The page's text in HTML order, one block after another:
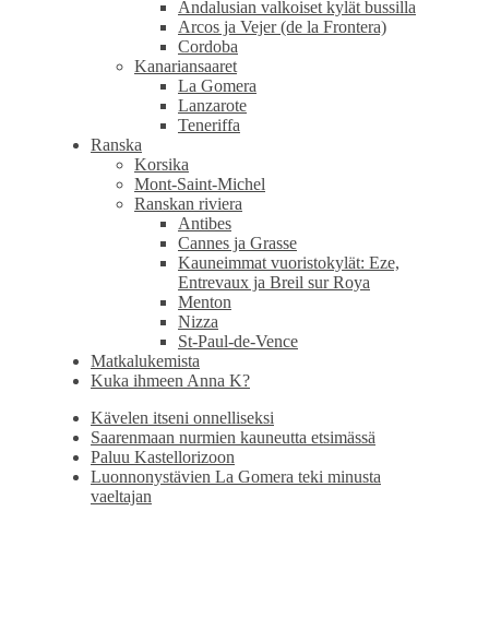
Andalusian valkoiset kylät bussilla
Arcos ja Vejer (de la Frontera)
Cordoba
Kanariansaaret
La Gomera
Lanzarote
Teneriffa
Ranska
Korsika
Mont-Saint-Michel
Ranskan riviera
Antibes
Cannes ja Grasse
Kauneimmat vuoristokylät: Eze,
Entrevaux ja Breil sur Roya
Menton
Nizza
St-Paul-de-Vence
Matkalukemista
Kuka ihmeen Anna K?
Kävelen itseni onnelliseksi
Saarenmaan nurmien kauneutta etsimässä
Paluu Kastellorizoon
Luonnonystävien La Gomera teki minusta
vaeltajan